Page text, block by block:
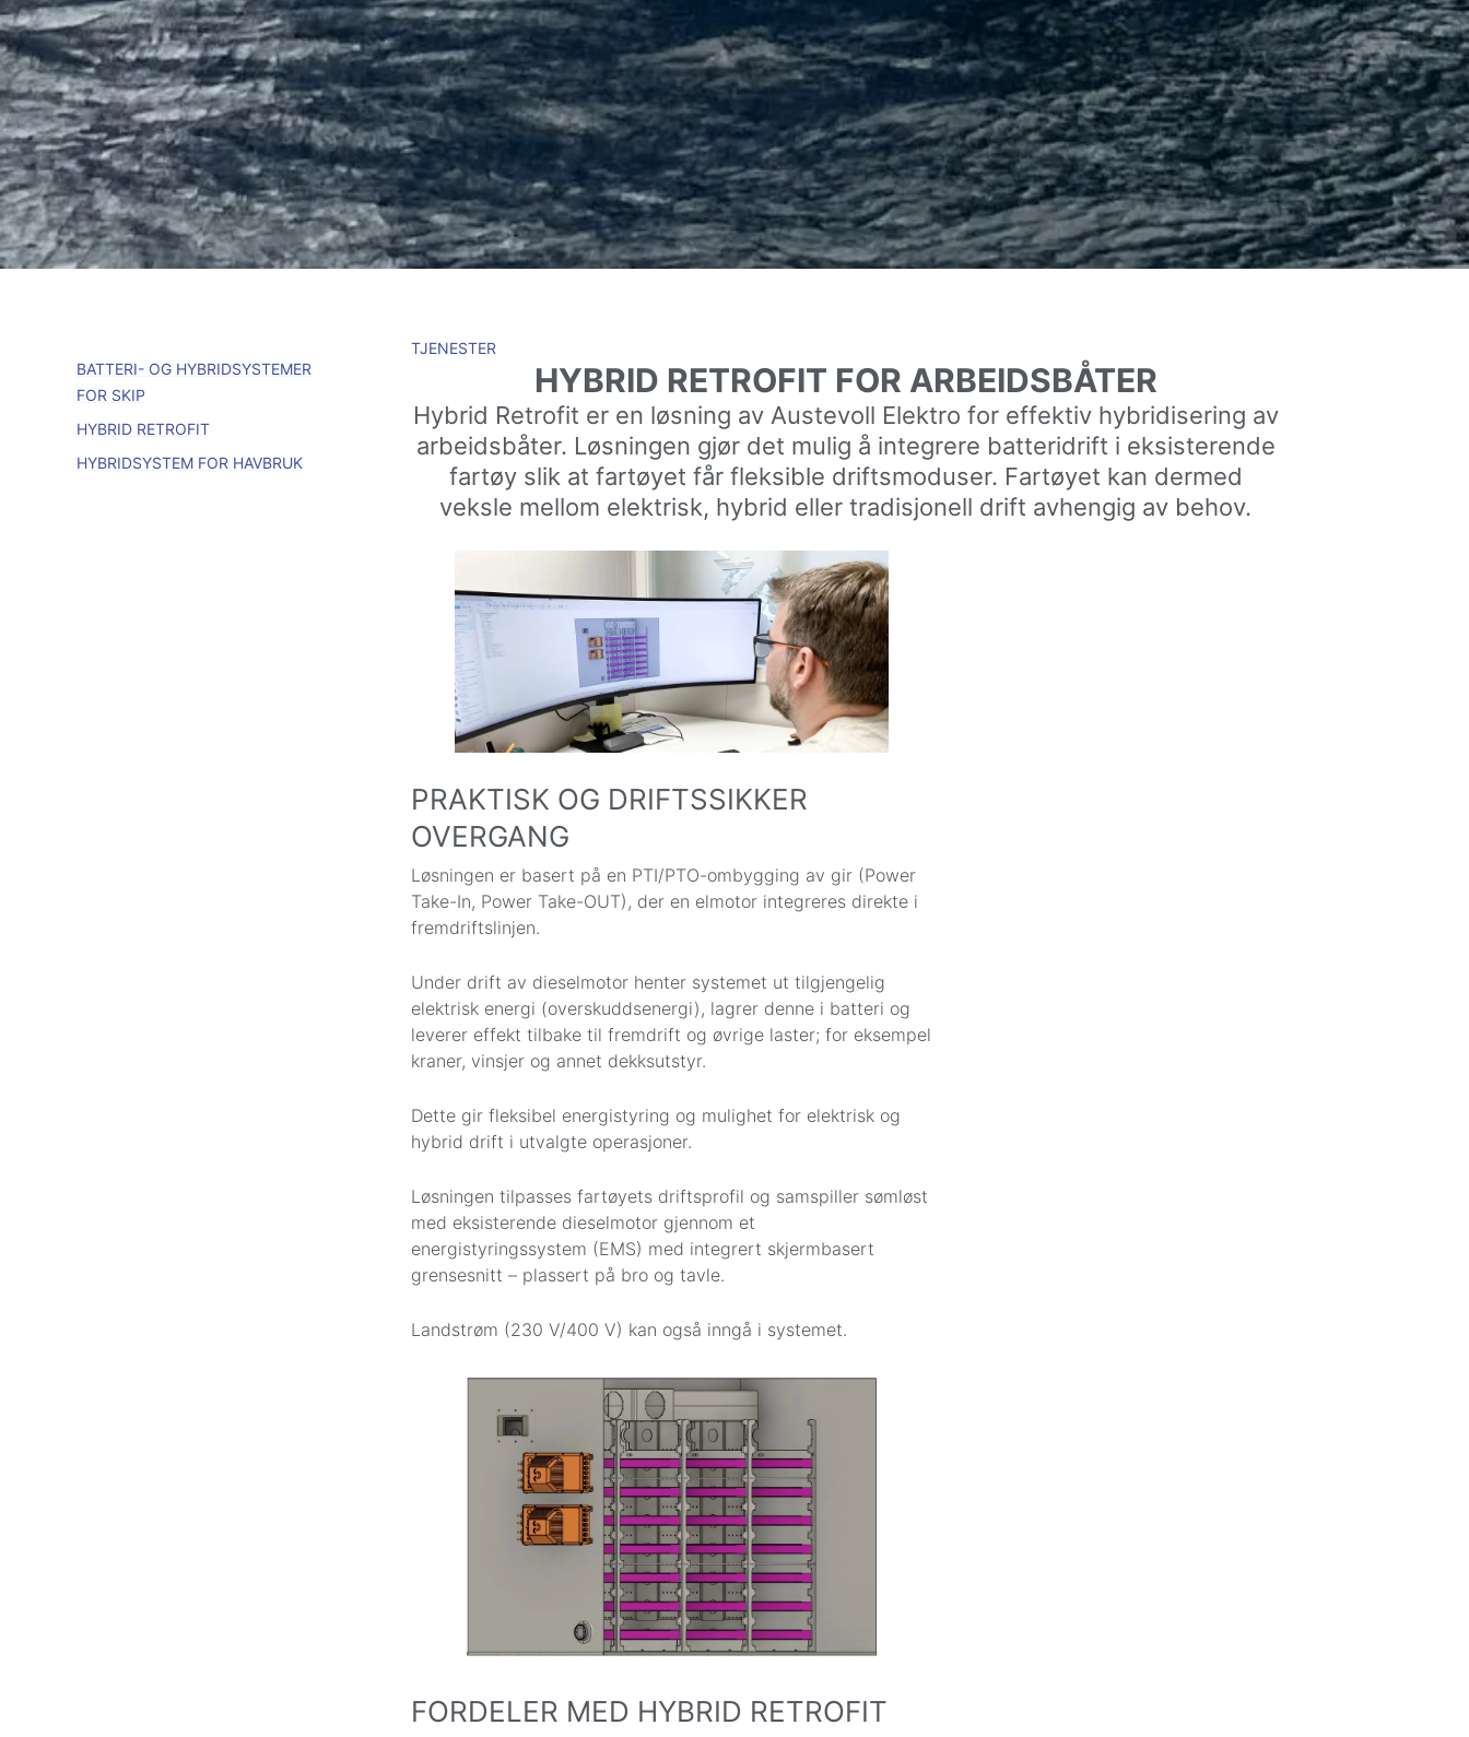
BATTERI- OG HYBRIDSYSTEMER
FOR SKIP
HYBRID RETROFIT
HYBRIDSYSTEM FOR HAVBRUK
TJENESTER
HYBRID RETROFIT FOR ARBEIDSBÅTER
Hybrid Retrofit er en løsning av Austevoll Elektro for effektiv hybridisering av
arbeidsbåter. Løsningen gjør det mulig å integrere batteridrift i eksisterende
fartøy slik at fartøyet får fleksible driftsmoduser. Fartøyet kan dermed
veksle mellom elektrisk, hybrid eller tradisjonell drift avhengig av behov.
PRAKTISK OG DRIFTSSIKKER
OVERGANG
Løsningen er basert på en PTI/PTO-ombygging av gir (Power
Take-In, Power Take-OUT), der en elmotor integreres direkte i
fremdriftslinjen.
Under drift av dieselmotor henter systemet ut tilgjengelig
elektrisk energi (overskuddsenergi), lagrer denne i batteri og
leverer effekt tilbake til fremdrift og øvrige laster; for eksempel
kraner, vinsjer og annet dekksutstyr.
Dette gir fleksibel energistyring og mulighet for elektrisk og
hybrid drift i utvalgte operasjoner.
Løsningen tilpasses fartøyets driftsprofil og samspiller sømløst
med eksisterende dieselmotor gjennom et
energistyringssystem (EMS) med integrert skjermbasert
grensesnitt – plassert på bro og tavle.
Landstrøm (230 V/400 V) kan også inngå i systemet.
FORDELER MED HYBRID RETROFIT